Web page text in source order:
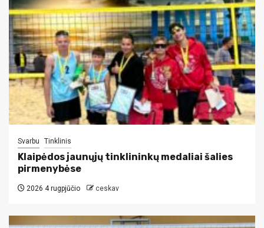
Svarbu Tinklinis
Klaipėdos jaunųjų tinklininkų medaliai šalies
pirmenybėse
2026 4 rugpjūčio ceskav